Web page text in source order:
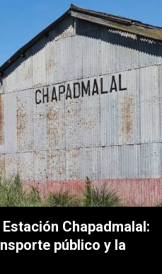
Chapadmalal:
público y la